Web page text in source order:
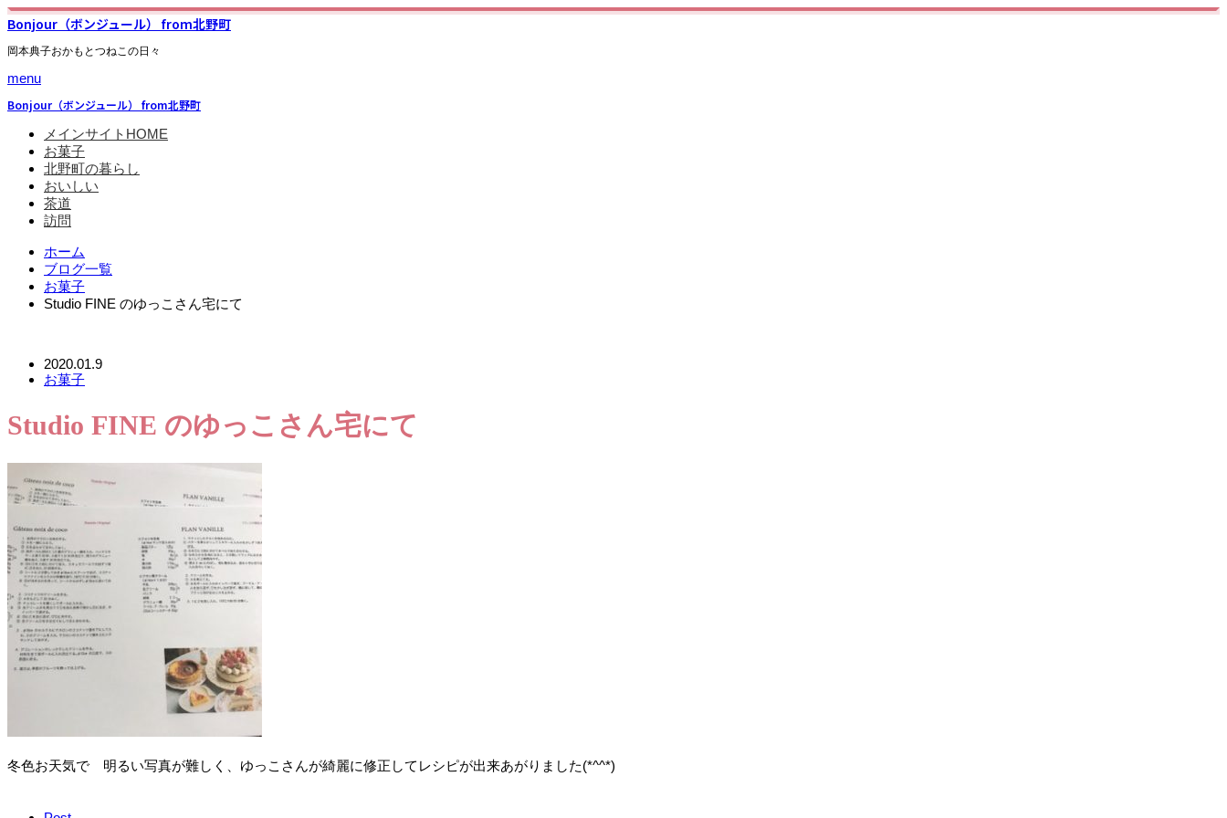
Bonjour（ボンジュール） from北野町
岡本典子おかもとつねこの日々
menu
Bonjour（ボンジュール） from北野町
メインサイトHOME
お菓子
北野町の暮らし
おいしい
茶道
訪問
ホーム
ブログ一覧
お菓子
Studio FINE のゆっこさん宅にて
2020.01.9
お菓子
Studio FINE のゆっこさん宅にて
冬色お天気で 明るい写真が難しく、ゆっこさんが綺麗に修正してレシピが出来あがりました(*^^*)